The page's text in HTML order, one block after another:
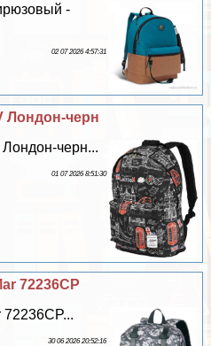
-
02 07 2026 4:57:31
Лондон-черн
черн...
01 07 2026 8:51:30
72236CP
72236CP...
30 06 2026 20:52:16